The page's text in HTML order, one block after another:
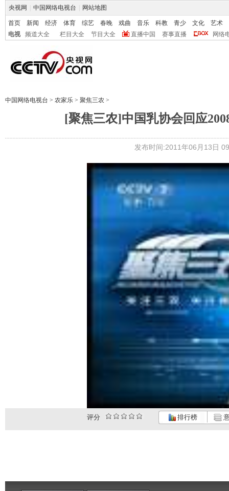
央视网 中国网络电视台 网站地图
首页 新闻 经济 体育 综艺 春晚 戏曲 音乐 科教 青少 文化
艺术
电视
频道大全 栏目大全 节目大全 直播中国 赛事直播 网络
中国网络电视台 > 农家乐 > 聚焦三农 >
[聚焦三农]中国乳协会回应
发布时间:2011年06月13日
评分 排行榜